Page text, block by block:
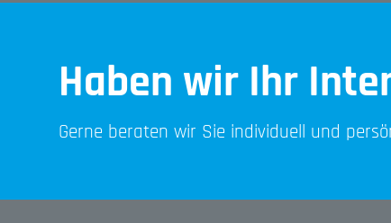
Haben wir Ihr
Gerne beraten wir Sie individuell und